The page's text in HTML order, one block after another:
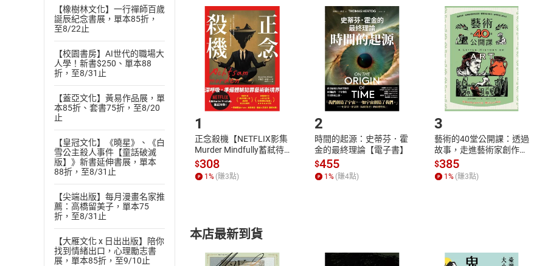
【橡樹林文化】一行禪師百歲
誕辰紀念書展，單本85折，
至8/22止
【校園書房】AI世代的職場大
人學！新書$250、單本88
折，至8/31止
【蓋亞文化】黃易作品展，單
本85折、套書75折，至8/20
止
【皇冠文化】《曉星》、《白
雪公主殺人事件【童話破滅
版】》新書延伸書展，單本
88折，至8/31止
【尖端出版】每月漫畫名家推
薦：高橋留美子，單本75
折，至8/31止
【大雁文化 x 日出出版】陪你
找到情緒出口，心理勵志書
展，單本85折，至9/10止
且已下載/存取電子書，不得請求退貨退款。
退貨方式：您欲取消訂單或辦理退貨時，請登入樂天市場，並於「我的訂單
貨」，本店鋪將依您的申請進行審核，待審核通過後將為您辦理退款事宜。
請注意，樂天市場須以整筆訂單為單位進行取消/退貨，恕無法以單支商品取
挑選商品
Choose
放入購物車
Shopping cart
登入帳號
Login
購書後，如何開始使用？
Step1.選擇閱讀載具 Step2.登入
1
正念殺機【NETFLIX影集
Murder Mindfully蓄弒待
發】【電子書】
$308
1 % (賺3點)
2
時間的起源：史蒂芬．霍
金的最終理論【電子書】
$455
1 % (賺4點)
3
藝術的40堂公開課：透過
故事，走進藝術家創作現
場，看藝術如何誕生、如
何形塑人類生活【電子
書】
$385
1 % (賺3點)
本店最新到貨